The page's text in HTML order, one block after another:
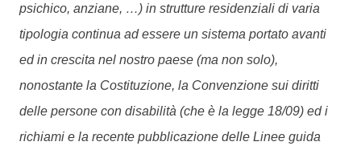
psichico, anziane, …) in strutture residenziali di varia
tipologia continua ad essere un sistema portato avanti
ed in crescita nel nostro paese (ma non solo),
nonostante la Costituzione, la Convenzione sui diritti
delle persone con disabilità (che è la legge 18/09) ed i
richiami e la recente pubblicazione delle Linee guida